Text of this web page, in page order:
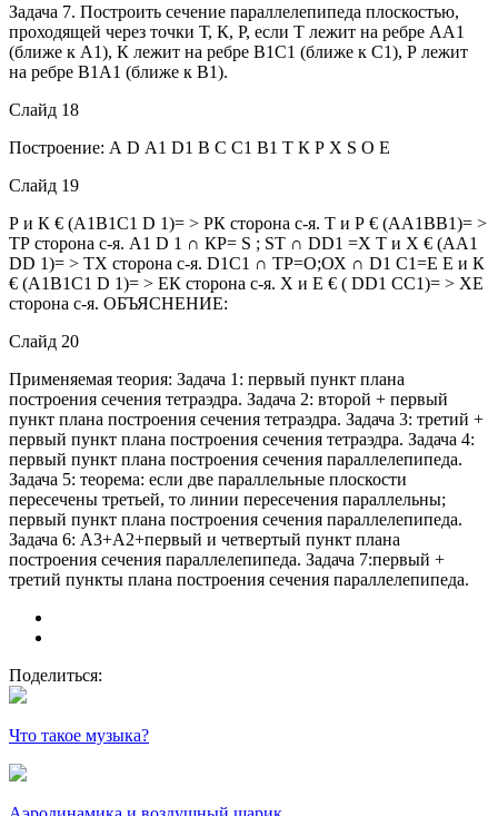
Задача 7. Построить сечение параллелепипеда плоскостью,
проходящей через точки Т, К, Р, если Т лежит на ребре АА1
(ближе к А1), К лежит на ребре В1С1 (ближе к С1), Р лежит
на ребре В1А1 (ближе к В1).
Слайд 18
Построение: А D А1 D1 В С С1 В1 Т К Р Х S О Е
Слайд 19
Р и К € (А1В1С1 D 1)= > РК сторона с-я. Т и Р € (АА1ВВ1)= >
ТР сторона с-я. А1 D 1 ∩ КР= S ; ST ∩ DD1 =Х Т и Х € (АА1
DD 1)= > ТХ сторона с-я. D1C1 ∩ ТР=О;ОХ ∩ D1 С1=Е Е и К
€ (А1В1С1 D 1)= > ЕК сторона с-я. Х и Е € ( DD1 СС1)= > ХЕ
сторона с-я. ОБЪЯСНЕНИЕ:
Слайд 20
Применяемая теория: Задача 1: первый пункт плана
построения сечения тетраэдра. Задача 2: второй + первый
пункт плана построения сечения тетраэдра. Задача 3: третий +
первый пункт плана построения сечения тетраэдра. Задача 4:
первый пункт плана построения сечения параллелепипеда.
Задача 5: теорема: если две параллельные плоскости
пересечены третьей, то линии пересечения параллельны;
первый пункт плана построения сечения параллелепипеда.
Задача 6: А3+А2+первый и четвертый пункт плана
построения сечения параллелепипеда. Задача 7:первый +
третий пункты плана построения сечения параллелепипеда.
Поделиться:
Что такое музыка?